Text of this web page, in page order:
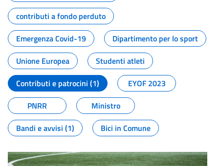
contributi a fondo perduto
Emergenza Covid-19
Dipartimento per lo sport
Unione Europea
Studenti atleti
Contributi e patrocini (1)
EYOF 2023
PNRR
Ministro
Bandi e avvisi (1)
Bici in Comune